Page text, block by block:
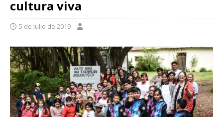
cultura viva
5 de julio de 2019